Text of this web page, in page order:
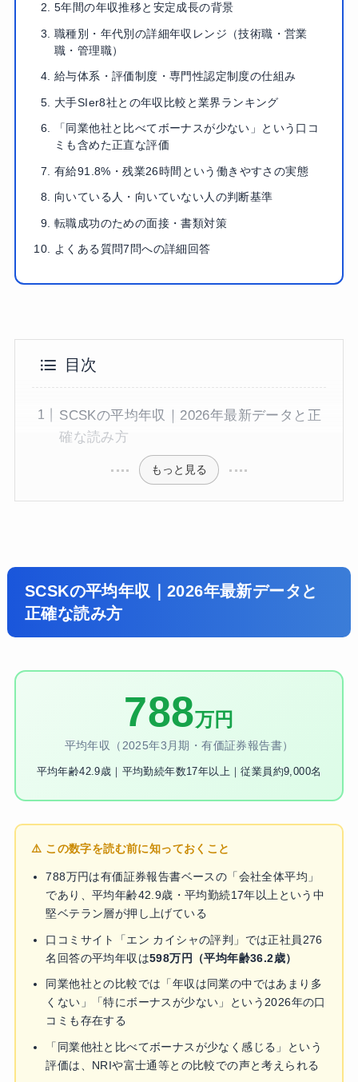
5年間の年収推移と安定成長の背景
職種別・年代別の詳細年収レンジ（技術職・営業
職・管理職）
給与体系・評価制度・専門性認定制度の仕組み
大手SIer8社との年収比較と業界ランキング
「同業他社と比べてボーナスが少ない」という口コ
ミも含めた正直な評価
有給91.8%・残業26時間という働きやすさの実態
向いている人・向いていない人の判断基準
転職成功のための面接・書類対策
よくある質問7問への詳細回答
目次
SCSKの平均年収｜2026年最新データと正
確な読み方
もっと見る
SCSKの平均年収｜2026年最新データと
正確な読み方
788万円
平均年収（2025年3月期・有価証券報告書）
平均年齢42.9歳｜平均勤続年数17年以上｜従業員約9,000名
⚠️ この数字を読む前に知っておくこと
788万円は有価証券報告書ベースの「会社全体平均」
であり、平均年齢42.9歳・平均勤続17年以上という中
堅ベテラン層が押し上げている
口コミサイト「エン カイシャの評判」では正社員276
名回答の平均年収は598万円（平均年齢36.2歳）
同業他社との比較では「年収は同業の中ではあまり多
くない」「特にボーナスが少ない」という2026年の口
コミも存在する
「同業他社と比べてボーナスが少なく感じる」という
評価は、NRIや富士通等との比較での声と考えられる